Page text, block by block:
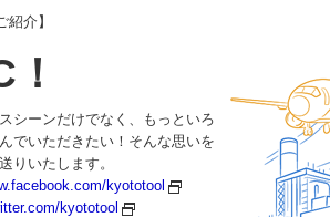
紹介】
シーンだけでなく、もっといろ
でいただきたい！そんな思いを
りいたします。
kyototool
kyototool